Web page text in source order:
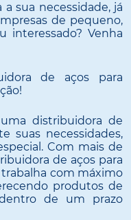
a sua necessidade, já
de pequeno,
interessado? Venha
de aços para
distribuidora de
suas necessidades,
Com mais de
de aços para
com máximo
produtos de
de um prazo